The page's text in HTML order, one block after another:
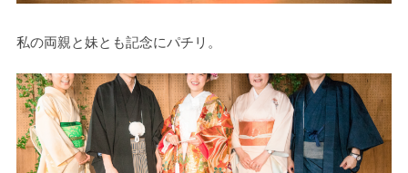
私の両親と妹とも記念にパチリ。